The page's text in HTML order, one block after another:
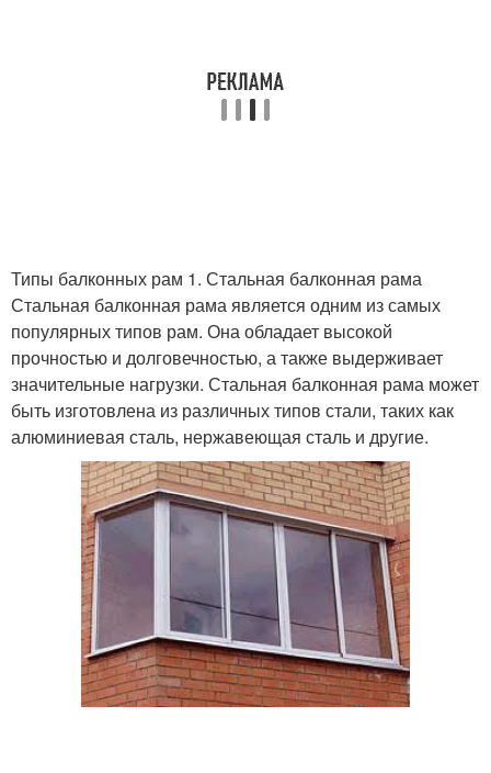
Типы балконных рам 1. Стальная балконная рама
Стальная балконная рама является одним из самых
популярных типов рам. Она обладает высокой
прочностью и долговечностью, а также выдерживает
значительные нагрузки. Стальная балконная рама может
быть изготовлена из различных типов стали, таких как
алюминиевая сталь, нержавеющая сталь и другие.